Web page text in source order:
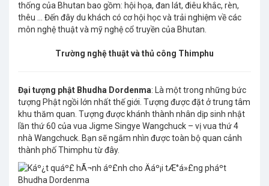
thống của Bhutan bao gồm: hội họa, đan lát, điêu khắc, rèn,
thêu … Đến đây du khách có cơ hội học và trải nghiệm về các
môn nghệ thuật và mỹ nghệ cổ truyền của Bhutan.
Trường nghệ thuật và thủ công Thimphu
Đại tượng phật Bhudha Dordenma: Là một trong những bức
tượng Phật ngồi lớn nhất thế giới. Tượng được đặt ở trung tâm
khu thăm quan. Tượng được khánh thành nhân dịp sinh nhật
lần thứ 60 của vua Jigme Singye Wangchuck – vị vua thứ 4
nhà Wangchuck. Bạn sẽ ngắm nhìn được toàn bộ quan cảnh
thành phố Thimphu từ đây.